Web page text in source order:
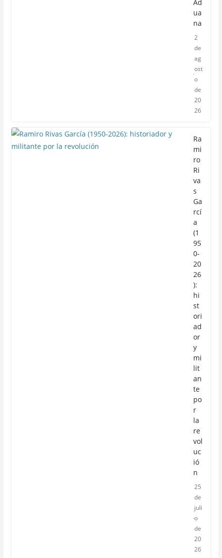
Ad
ua
na
2
de
ag
ost
o
de
20
26
Ra
mi
ro
Ri
va
s
Ga
rcí
a
(1
95
0-
20
26
):
hi
st
ori
ad
or
y
mi
lit
an
te
po
r
la
re
vol
uc
ió
n
25
de
juli
o
de
20
26